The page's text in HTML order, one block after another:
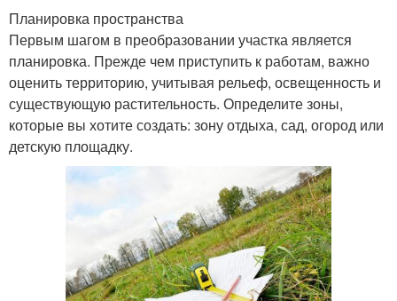
Планировка пространства
Первым шагом в преобразовании участка является
планировка. Прежде чем приступить к работам, важно
оценить территорию, учитывая рельеф, освещенность и
существующую растительность. Определите зоны,
которые вы хотите создать: зону отдыха, сад, огород или
детскую площадку.